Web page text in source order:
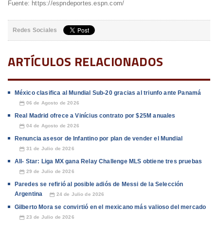
Fuente: https://espndeportes.espn.com/
Redes Sociales
ARTÍCULOS RELACIONADOS
México clasifica al Mundial Sub-20 gracias al triunfo ante Panamá
📅 06 de Agosto de 2026
Real Madrid ofrece a Vinícius contrato por $25M anuales
📅 04 de Agosto de 2026
Renuncia asesor de Infantino por plan de vender el Mundial
📅 31 de Julio de 2026
All- Star: Liga MX gana Relay Challenge MLS obtiene tres pruebas
📅 29 de Julio de 2026
Paredes se refirió al posible adiós de Messi de la Selección
Argentina
📅 24 de Julio de 2026
Gilberto Mora se convirtió en el mexicano más valioso del mercado
📅 23 de Julio de 2026